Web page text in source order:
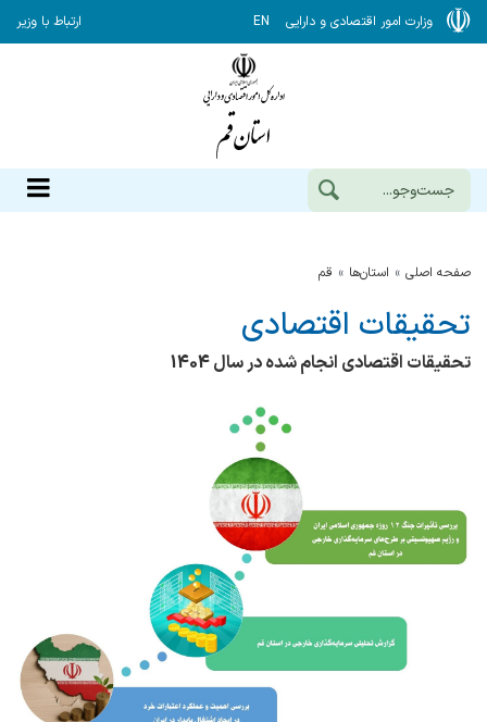
وزارت امور اقتصادی و دارایی EN ارتباط با وزیر
صفحه اصلی استان‌ها قم
تحقیقات اقتصادی
تحقیقات اقتصادی انجام شده در سال 1404